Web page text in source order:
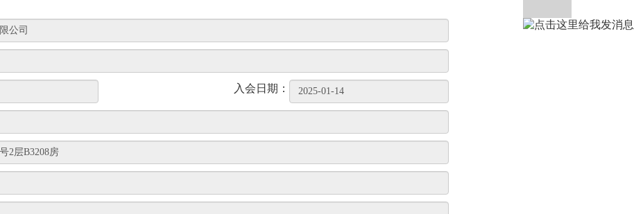
入会日期：